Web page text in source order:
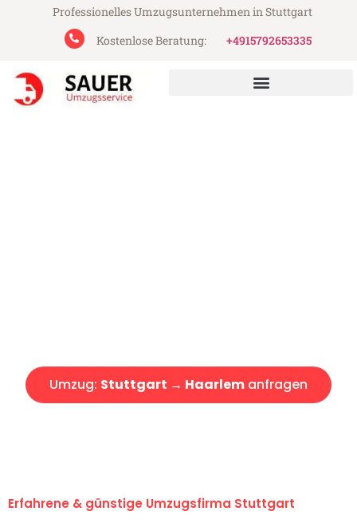
Professionelles Umzugsunternehmen in Stuttgart
Kostenlose Beratung:
+4915792653335
Umzug: Stuttgart → Haarlem anfragen
Erfahrene & günstige Umzugsfirma Stuttgart